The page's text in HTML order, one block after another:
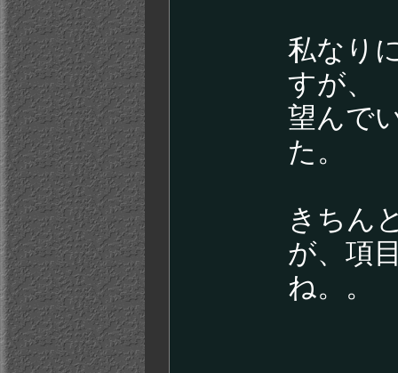
私なり
すが、
望んで
た。
きちん
が、項
ね。。